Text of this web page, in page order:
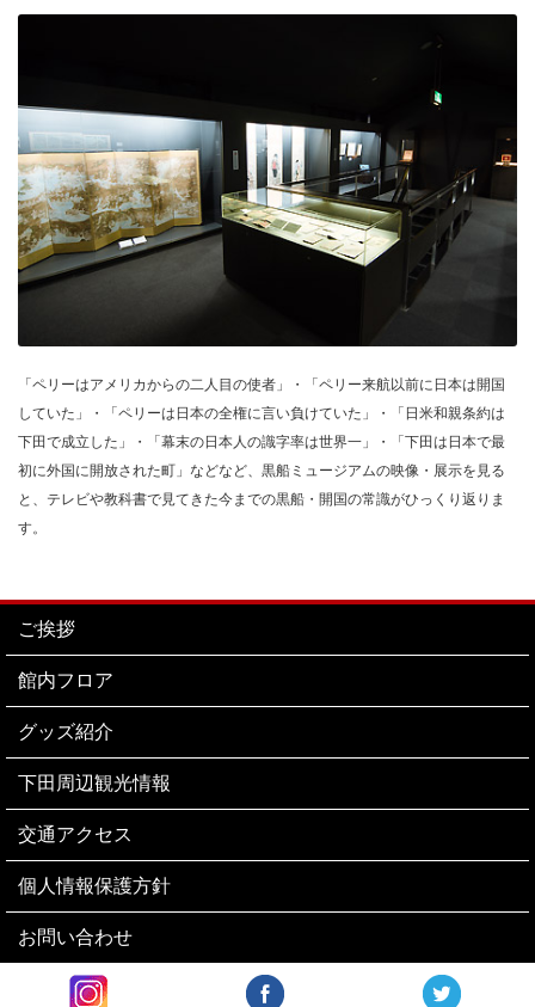
「ペリーはアメリカからの二人目の使者」・「ペリー来航以前に日本は開国
していた」・「ペリーは日本の全権に言い負けていた」・「日米和親条約は
下田で成立した」・「幕末の日本人の識字率は世界一」・「下田は日本で最
初に外国に開放された町」などなど、黒船ミュージアムの映像・展示を見る
と、テレビや教科書で見てきた今までの黒船・開国の常識がひっくり返りま
す。
ご挨拶
館内フロア
グッズ紹介
下田周辺観光情報
交通アクセス
個人情報保護方針
お問い合わせ